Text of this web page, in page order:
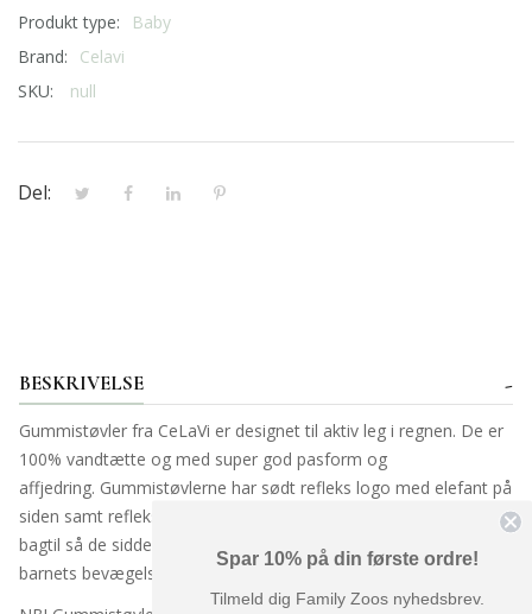
Produkt type:
Baby
Brand:
Celavi
SKU:
null
Del:
BESKRIVELSE
Gummistøvler fra CeLaVi er designet til aktiv leg i regnen. De er
100% vandtætte og med super god pasform og
affjedring. Gummistøvlerne har sødt refleks logo med elefant på
siden samt refleksstribe på hælen.
bagtil så de sidder godt fast så de ikke 'svupper' og følger
barnets bevægelser.
Spar 10% på din første ordre!
Tilmeld dig Family Zoos nyhedsbrev.